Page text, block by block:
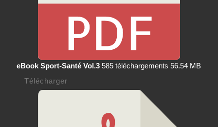
eBook Sport-Santé Vol.3 585 téléchargements 56.54 MB
Télécharger